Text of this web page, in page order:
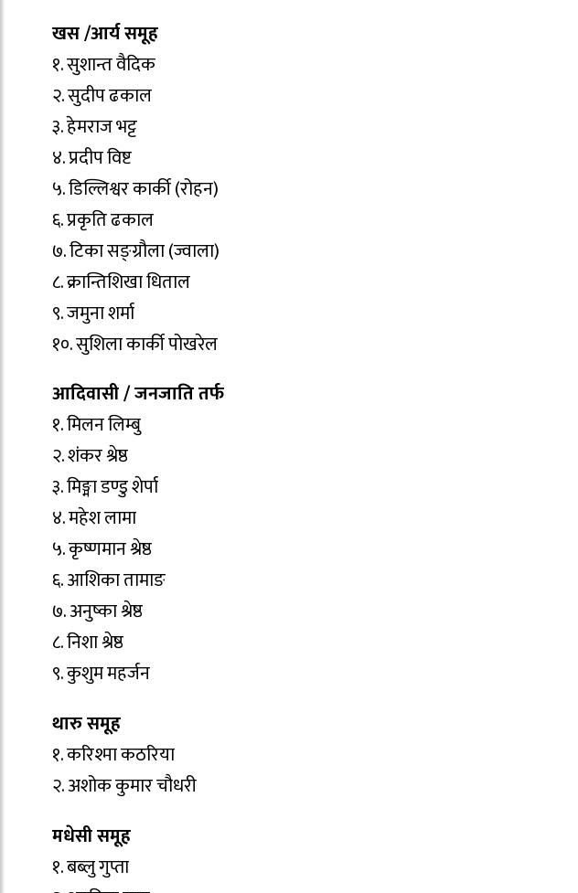
खस /आर्य समूह
१. सुशान्त वैदिक
२. सुदीप ढकाल
३. हेमराज भट्ट
४. प्रदीप विष्ट
५. डिल्लिश्वर कार्की (रोहन)
६. प्रकृति ढकाल
७. टिका सङ्ग्रौला (ज्वाला)
८. क्रान्तिशिखा धिताल
९. जमुना शर्मा
१०. सुशिला कार्की पोखरेल
आदिवासी / जनजाति तर्फ
१. मिलन लिम्बु
२. शंंकर श्रेष्ठ
३. मिङ्मा डण्डु शेर्पा
४. महेश लामा
५. कृष्णमान श्रेष्ठ
६. आशिका तामाङ
७. अनुष्का श्रेष्ठ
८. निशा श्रेष्ठ
९. कुशुम महर्जन
थारु समूह
१. करिश्मा कठरिया
२. अशोक कुमार चौधरी
मधेसी समूह
१. बब्लु गुप्ता